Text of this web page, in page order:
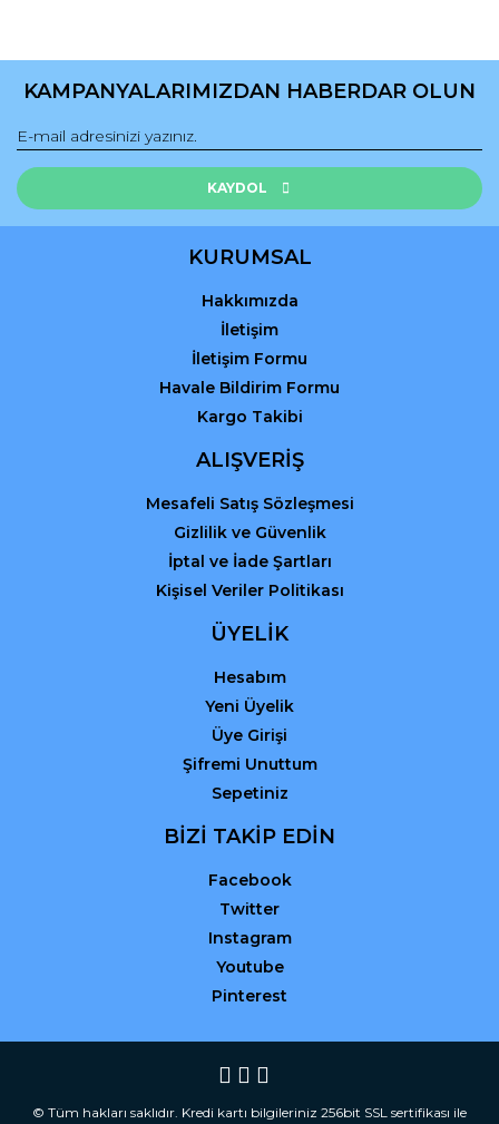
Ürün açıklamasında eksik bilgiler bulunuyor.
Ürün fiyatı diğer sitelerden daha pahalı.
Bu ürüne benzer farklı alternatifler olmalı.
Gönder
KAMPANYALARIMIZDAN HABERDAR OLUN
KAYDOL
KURUMSAL
Hakkımızda
İletişim
İletişim Formu
Havale Bildirim Formu
Kargo Takibi
ALIŞVERİŞ
Mesafeli Satış Sözleşmesi
Gizlilik ve Güvenlik
İptal ve İade Şartları
Kişisel Veriler Politikası
ÜYELİK
Hesabım
Yeni Üyelik
Üye Girişi
Şifremi Unuttum
Sepetiniz
BİZİ TAKİP EDİN
Facebook
Twitter
Instagram
Youtube
Pinterest
© Tüm hakları saklıdır. Kredi kartı bilgileriniz 256bit SSL sertifikası ile